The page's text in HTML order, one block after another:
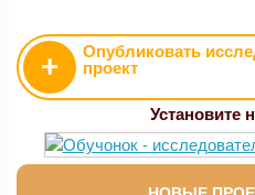
+
Опубликовать
проект
Установите